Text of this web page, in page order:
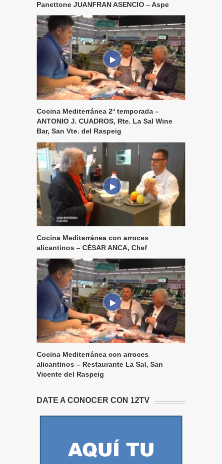
Panettone JUANFRAN ASENCIO – Aspe
Cocina Mediterránea 2ª temporada –
ANTONIO J. CUADROS, Rte. La Sal Wine
Bar, San Vte. del Raspeig
Cocina Mediterránea con arroces
alicantinos – CÉSAR ANCA, Chef
Cocina Mediterránea con arroces
alicantinos – Restaurante La Sal, San
Vicente del Raspeig
DATE A CONOCER CON 12TV